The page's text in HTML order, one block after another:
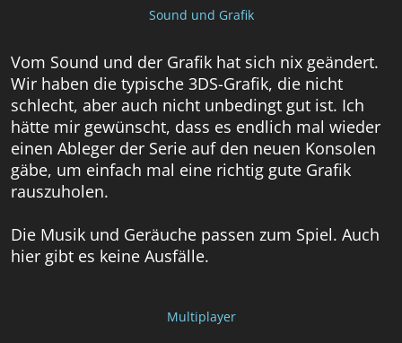
Sound und Grafik
Vom Sound und der Grafik hat sich nix geändert.
Wir haben die typische 3DS-Grafik, die nicht
schlecht, aber auch nicht unbedingt gut ist. Ich
hätte mir gewünscht, dass es endlich mal wieder
einen Ableger der Serie auf den neuen Konsolen
gäbe, um einfach mal eine richtig gute Grafik
rauszuholen.
Die Musik und Geräuche passen zum Spiel. Auch
hier gibt es keine Ausfälle.
Multiplayer